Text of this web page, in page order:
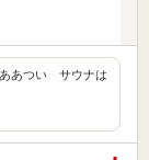
あつい サウナは